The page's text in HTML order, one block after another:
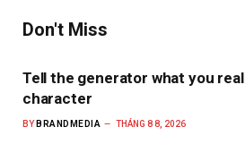
Don't Miss
Tell the generator what you
character
BY BRANDMEDIA THÁNG 8 8, 2026